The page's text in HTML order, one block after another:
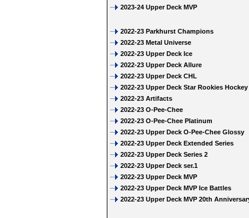
2023-24 Upper Deck MVP
2022-23 Parkhurst Champions
2022-23 Metal Universe
2022-23 Upper Deck Ice
2022-23 Upper Deck Allure
2022-23 Upper Deck CHL
2022-23 Upper Deck Star Rookies Hockey
2022-23 Artifacts
2022-23 O-Pee-Chee
2022-23 O-Pee-Chee Platinum
2022-23 Upper Deck O-Pee-Chee Glossy
2022-23 Upper Deck Extended Series
2022-23 Upper Deck Series 2
2022-23 Upper Deck ser.1
2022-23 Upper Deck MVP
2022-23 Upper Deck MVP Ice Battles
2022-23 Upper Deck MVP 20th